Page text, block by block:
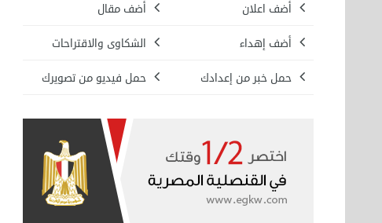
أضف اعلان أضف مقال
أضف إهداء الشكاوى والاقتراحات
حمل خبر من إعدادك حمل فيديو من تصويرك
وتركيب ...
وتركيب ...
السبت 07 سبتمبر 2024 04:08 م
نقل عفش الكويت 50636444 فك وتركيب ايكيا